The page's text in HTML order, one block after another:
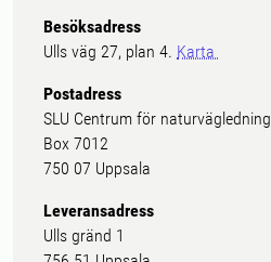
Besöksadress
Ulls väg 27, plan 4. Karta
Postadress
SLU Centrum för naturvägledning
Box 7012
750 07 Uppsala
Leveransadress
Ulls gränd 1